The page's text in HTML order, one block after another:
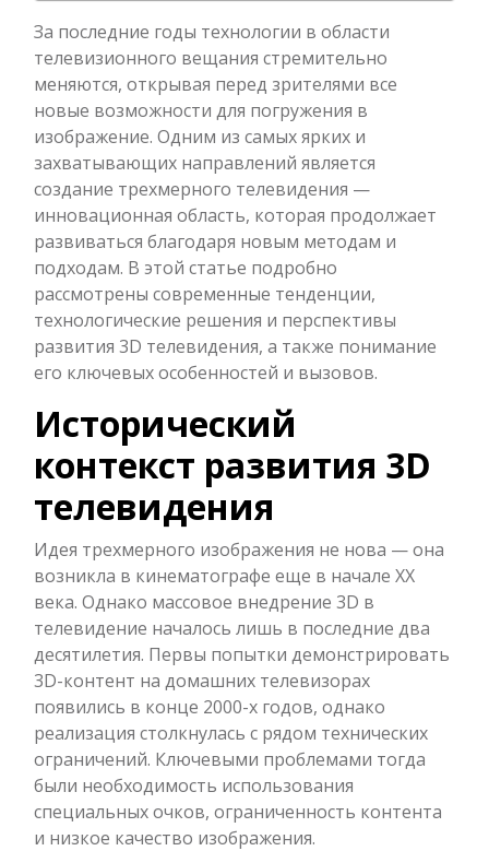
За последние годы технологии в области
телевизионного вещания стремительно
меняются, открывая перед зрителями все
новые возможности для погружения в
изображение. Одним из самых ярких и
захватывающих направлений является
создание трехмерного телевидения —
инновационная область, которая продолжает
развиваться благодаря новым методам и
подходам. В этой статье подробно
рассмотрены современные тенденции,
технологические решения и перспективы
развития 3D телевидения, а также понимание
его ключевых особенностей и вызовов.
Исторический
контекст развития 3D
телевидения
Идея трехмерного изображения не нова — она
возникла в кинематографе еще в начале XX
века. Однако массовое внедрение 3D в
телевидение началось лишь в последние два
десятилетия. Первы попытки демонстрировать
3D-контент на домашних телевизорах
появились в конце 2000-х годов, однако
реализация столкнулась с рядом технических
ограничений. Ключевыми проблемами тогда
были необходимость использования
специальных очков, ограниченность контента
и низкое качество изображения.